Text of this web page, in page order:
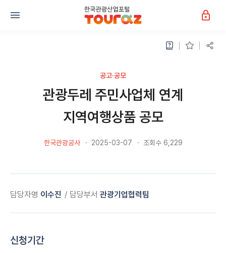
공고·공모
관광두레 주민사업체 연계
지역여행상품 공모
한국관광공사 2025-03-07 조회수 6,229
담당자명 이수진 담당부서 관광기업협력팀
신청기간